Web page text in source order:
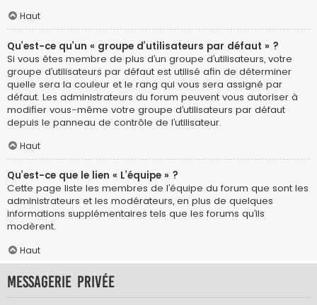
Haut
Qu’est-ce qu’un « groupe d’utilisateurs par défaut » ?
Si vous êtes membre de plus d’un groupe d’utilisateurs, votre
groupe d’utilisateurs par défaut est utilisé afin de déterminer
quelle sera la couleur et le rang qui vous sera assigné par
défaut. Les administrateurs du forum peuvent vous autoriser à
modifier vous-même votre groupe d’utilisateurs par défaut
depuis le panneau de contrôle de l’utilisateur.
Haut
Qu’est-ce que le lien « L’équipe » ?
Cette page liste les membres de l’équipe du forum que sont les
administrateurs et les modérateurs, en plus de quelques
informations supplémentaires tels que les forums qu’ils
modèrent.
Haut
Messagerie privée